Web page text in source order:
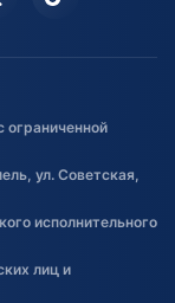
ограниченной
ул. Советская,
исполнительного
лиц и